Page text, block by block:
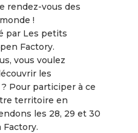
rendez-vous des
!
par Les petits
Factory.
vous voulez
les
? Pour participer à ce
territoire en
les 28, 29 et 30
Factory.